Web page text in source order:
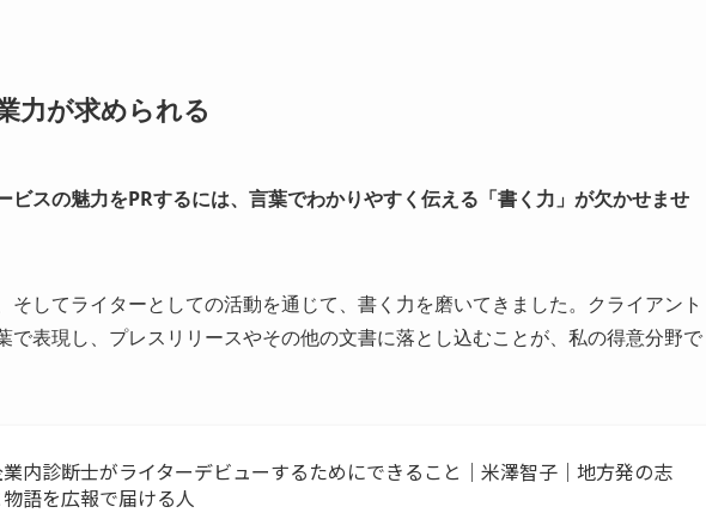
力が求められる
ビスの魅力をPRするには、言葉でわかりやすく伝える「書く力」が欠かせませ
そしてライターとしての活動を通じて、書く力を磨いてきました。クライアント
で表現し、プレスリリースやその他の文書に落とし込むことが、私の得意分野で
内診断士がライターデビューするためにできること｜米澤智子｜地方発の志
物語を広報で届ける人